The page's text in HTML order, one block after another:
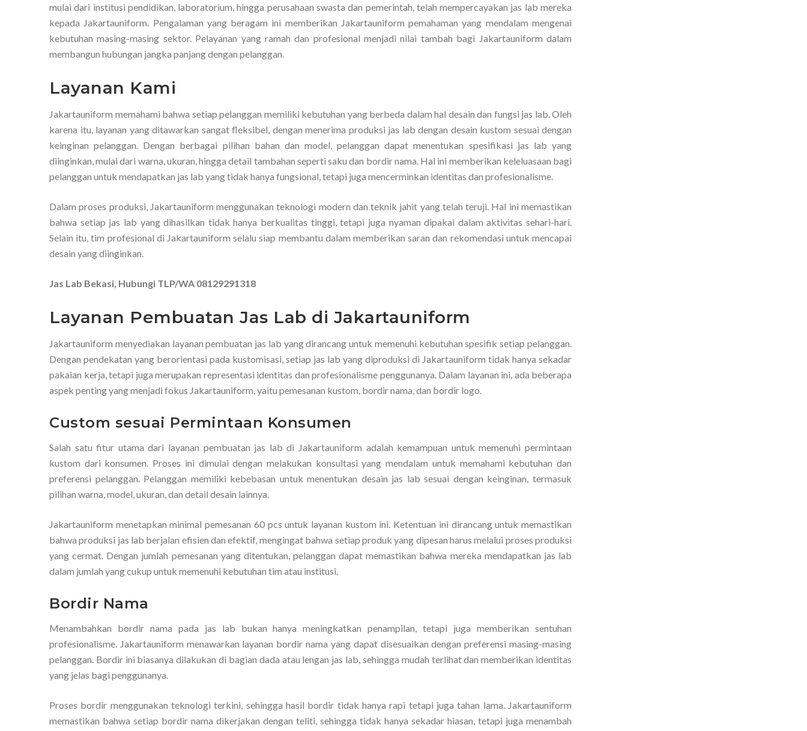
mulai dari institusi pendidikan, laboratorium, hingga perusahaan swasta dan pemerintah, telah mempercayakan jas lab mereka
kepada Jakartauniform. Pengalaman yang beragam ini memberikan Jakartauniform pemahaman yang mendalam mengenai
kebutuhan masing-masing sektor. Pelayanan yang ramah dan profesional menjadi nilai tambah bagi Jakartauniform dalam
membangun hubungan jangka panjang dengan pelanggan.
Layanan Kami
Jakartauniform memahami bahwa setiap pelanggan memiliki kebutuhan yang berbeda dalam hal desain dan fungsi jas lab. Oleh
karena itu, layanan yang ditawarkan sangat fleksibel, dengan menerima produksi jas lab dengan desain kustom sesuai dengan
keinginan pelanggan. Dengan berbagai pilihan bahan dan model, pelanggan dapat menentukan spesifikasi jas lab yang
diinginkan, mulai dari warna, ukuran, hingga detail tambahan seperti saku dan bordir nama. Hal ini memberikan keleluasaan bagi
pelanggan untuk mendapatkan jas lab yang tidak hanya fungsional, tetapi juga mencerminkan identitas dan profesionalisme.
Dalam proses produksi, Jakartauniform menggunakan teknologi modern dan teknik jahit yang telah teruji. Hal ini memastikan
bahwa setiap jas lab yang dihasilkan tidak hanya berkualitas tinggi, tetapi juga nyaman dipakai dalam aktivitas sehari-hari.
Selain itu, tim profesional di Jakartauniform selalu siap membantu dalam memberikan saran dan rekomendasi untuk mencapai
desain yang diinginkan.
Jas Lab Bekasi, Hubungi TLP/WA 08129291318
Layanan Pembuatan Jas Lab di Jakartauniform
Jakartauniform menyediakan layanan pembuatan jas lab yang dirancang untuk memenuhi kebutuhan spesifik setiap pelanggan.
Dengan pendekatan yang berorientasi pada kustomisasi, setiap jas lab yang diproduksi di Jakartauniform tidak hanya sekadar
pakaian kerja, tetapi juga merupakan representasi identitas dan profesionalisme penggunanya. Dalam layanan ini, ada beberapa
aspek penting yang menjadi fokus Jakartauniform, yaitu pemesanan kustom, bordir nama, dan bordir logo.
Custom sesuai Permintaan Konsumen
Salah satu fitur utama dari layanan pembuatan jas lab di Jakartauniform adalah kemampuan untuk memenuhi permintaan
kustom dari konsumen. Proses ini dimulai dengan melakukan konsultasi yang mendalam untuk memahami kebutuhan dan
preferensi pelanggan. Pelanggan memiliki kebebasan untuk menentukan desain jas lab sesuai dengan keinginan, termasuk
pilihan warna, model, ukuran, dan detail desain lainnya.
Jakartauniform menetapkan minimal pemesanan 60 pcs untuk layanan kustom ini. Ketentuan ini dirancang untuk memastikan
bahwa produksi jas lab berjalan efisien dan efektif, mengingat bahwa setiap produk yang dipesan harus melalui proses produksi
yang cermat. Dengan jumlah pemesanan yang ditentukan, pelanggan dapat memastikan bahwa mereka mendapatkan jas lab
dalam jumlah yang cukup untuk memenuhi kebutuhan tim atau institusi.
Bordir Nama
Menambahkan bordir nama pada jas lab bukan hanya meningkatkan penampilan, tetapi juga memberikan sentuhan
profesionalisme. Jakartauniform menawarkan layanan bordir nama yang dapat disesuaikan dengan preferensi masing-masing
pelanggan. Bordir ini biasanya dilakukan di bagian dada atau lengan jas lab, sehingga mudah terlihat dan memberikan identitas
yang jelas bagi penggunanya.
Proses bordir menggunakan teknologi terkini, sehingga hasil bordir tidak hanya rapi tetapi juga tahan lama. Jakartauniform
memastikan bahwa setiap bordir nama dikerjakan dengan teliti, sehingga tidak hanya sekadar hiasan, tetapi juga menambah